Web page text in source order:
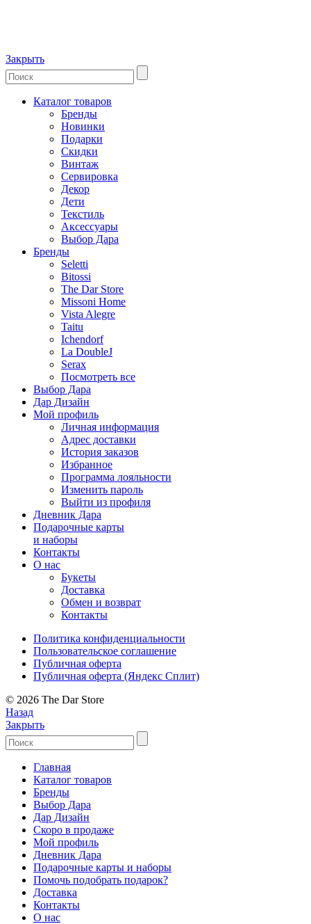
Закрыть
Каталог товаров
Бренды
Новинки
Подарки
Скидки
Винтаж
Сервировка
Декор
Дети
Текстиль
Аксессуары
Выбор Дара
Бренды
Seletti
Bitossi
The Dar Store
Missoni Home
Vista Alegre
Taitu
Ichendorf
La DoubleJ
Serax
Посмотреть все
Выбор Дара
Дар Дизайн
Мой профиль
Личная информация
Адрес доставки
История заказов
Избранное
Программа лояльности
Изменить пароль
Выйти из профиля
Дневник Дара
Подарочные карты
и наборы
Контакты
О нас
Букеты
Доставка
Обмен и возврат
Контакты
Политика конфиденциальности
Пользовательское соглашение
Публичная оферта
Публичная оферта (Яндекс Сплит)
© 2026 The Dar Store
Назад
Закрыть
Главная
Каталог товаров
Бренды
Выбор Дара
Дар Дизайн
Скоро в продаже
Мой профиль
Дневник Дара
Подарочные карты и наборы
Помочь подобрать подарок?
Доставка
Контакты
О нас